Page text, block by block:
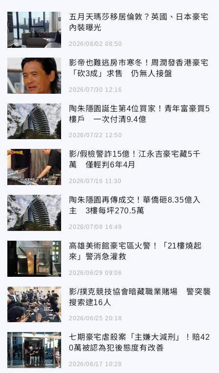
五月天瑪莎移居倫敦？英國、日本豪宅
內裝曝光
2026/08/02 08:50
影帝也難逃房市寒冬！周潤發香港豪宅
「砍3成」求售 仍無人接盤
2026/07/30 12:16
陶朱隱園誕生第4位買家！青年富豪買5
樓戶 一次付清9.4億
2026/07/22 12:50
影/假檢警詐15億！江永吉豪宅藏5千
萬 僅輕判6年4月
2026/07/16 11:30
陶朱隱園再傳成交！華僑砸8.35億入
主 3樓每坪270.5萬
2026/07/08 16:49
高雄美術館豪宅區火警！「21樓燒起
來」警消急灌救
2026/06/29 09:06
影/撲克競技協會暗藏職業賭場 警突襲
搜索逮16人
2026/06/25 20:18
七期豪宅虐殺案「主嫌大減刑」！賠42
0萬被認為犯後態度有改善
2026/06/17 10:28